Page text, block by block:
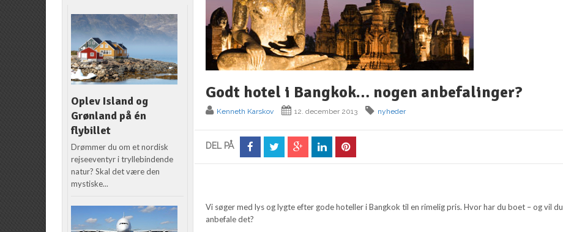
Godt hotel i Bangkok… nogen anbefalinger?
Kenneth Karskov 12. december 2013 nyheder
DEL PÅ
Vi søger med lys og lygte efter gode hoteller i Bangkok til en rimelig pris. Hvor har du boet – og vil du
anbefale det?
Oplev Island og
Grønland på én
flybillet
Drømmer du om et nordisk
rejseeventyr i tryllebindende
natur? Skal det være den
mystiske...